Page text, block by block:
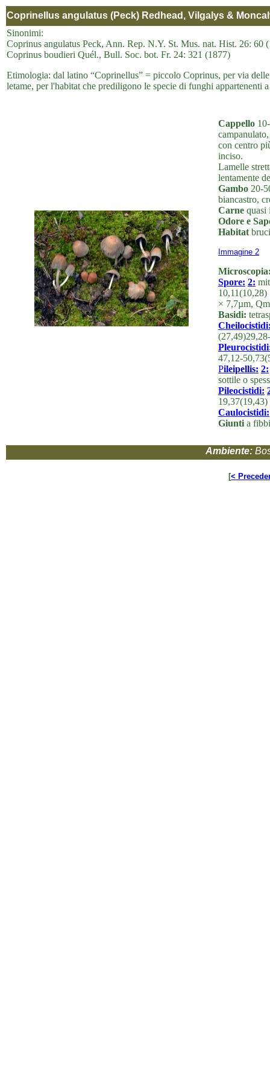
Coprinellus angulatus (Peck) Redhead, Vilgalys &
Sinonimi:
Coprinus angulatus Peck, Ann. Rep. N.Y. St. Mus. nat. Hist. 26: 60
Coprinus boudieri Quél., Bull. Soc. bot. Fr. 24: 321 (1877)
Etimologia: dal latino “Coprinellus” = piccolo Coprinus, per via
letame, per l'habitat che prediligono le specie di funghi appartenenti
Cappello
con centro
inciso.
Lamelle
lentamente
Gambo 20-
biancastro,
Carne quasi
Odore e
Habitat
Immagine 2
Spore: 2:
× 7,7µm,
Basidi:
47,12-
Pileipellis: 2:
sottile o
Pileocistidi:
19,37(19,43)
Caulocistidi:
Giunti a
Ambiente:
[<